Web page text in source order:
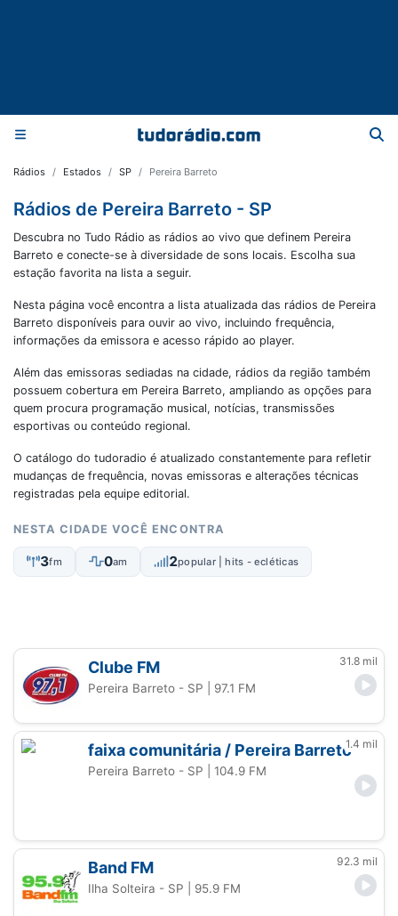
Rádios Estados SP Pereira Barreto
Rádios de Pereira Barreto - SP
Descubra no Tudo Rádio as rádios ao vivo que definem Pereira
Barreto e conecte-se à diversidade de sons locais. Escolha sua
estação favorita na lista a seguir.
Nesta página você encontra a lista atualizada das rádios de Pereira
Barreto disponíveis para ouvir ao vivo, incluindo frequência,
informações da emissora e acesso rápido ao player.
Além das emissoras sediadas na cidade, rádios da região também
possuem cobertura em Pereira Barreto, ampliando as opções para
quem procura programação musical, notícias, transmissões
esportivas ou conteúdo regional.
O catálogo do tudoradio é atualizado constantemente para refletir
mudanças de frequência, novas emissoras e alterações técnicas
registradas pela equipe editorial.
NESTA CIDADE VOCÊ ENCONTRA
3fm 0am 2popular | hits - ecléticas
Clube FM 31.8 mil
Pereira Barreto - SP | 97.1 FM
faixa comunitária / Pereira Barreto1.4 mil
Pereira Barreto - SP | 104.9 FM
Band FM 92.3 mil
Ilha Solteira - SP | 95.9 FM